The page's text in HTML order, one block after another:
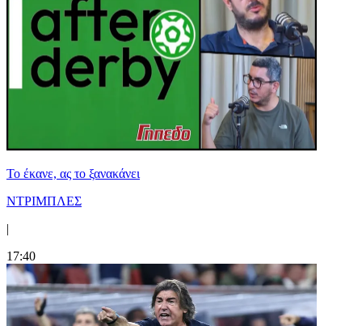
Το έκανε, ας το ξανακάνει
ΝΤΡΙΜΠΛΕΣ
|
17:40